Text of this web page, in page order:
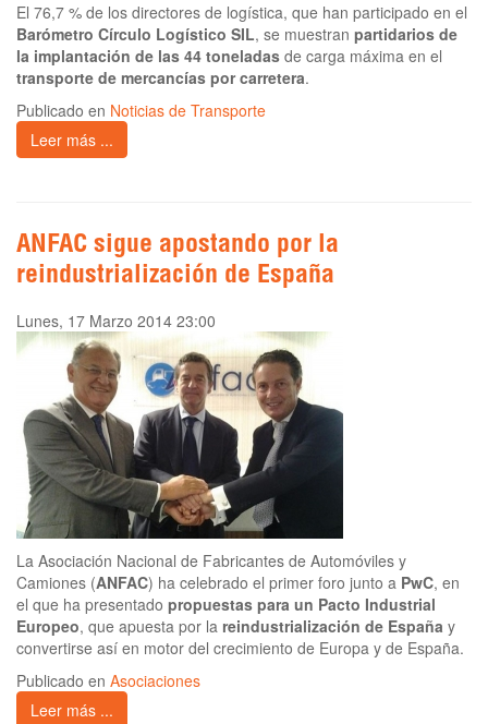
El 76,7 % de los directores de logística, que han participado en el
Barómetro Círculo Logístico SIL, se muestran partidarios de
la implantación de las 44 toneladas de carga máxima en el
transporte de mercancías por carretera.
Publicado en Noticias de Transporte
Leer más ...
ANFAC sigue apostando por la
reindustrialización de España
Lunes, 17 Marzo 2014 23:00
La Asociación Nacional de Fabricantes de Automóviles y
Camiones (ANFAC) ha celebrado el primer foro junto a PwC, en
el que ha presentado propuestas para un Pacto Industrial
Europeo, que apuesta por la reindustrialización de España y
convertirse así en motor del crecimiento de Europa y de España.
Publicado en Asociaciones
Leer más ...